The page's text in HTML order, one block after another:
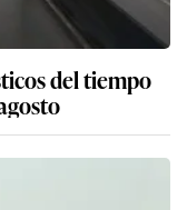
del tiempo